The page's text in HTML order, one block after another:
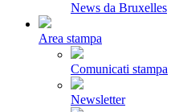
News da Bruxelles
Area stampa
Comunicati stampa
Newsletter